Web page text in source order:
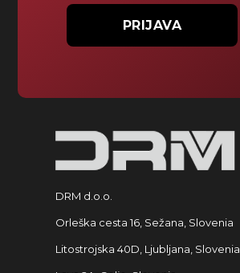
PRIJAVA
DRM d.o.o.
Orleška cesta 16, Sežana, Slovenia
Litostrojska 40D, Ljubljana, Slovenia